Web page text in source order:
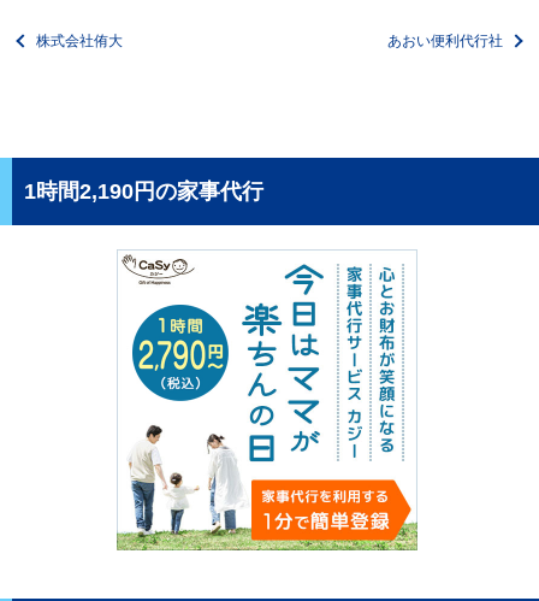
株式会社侑大 あおい便利代行社
1時間2,190円の家事代行